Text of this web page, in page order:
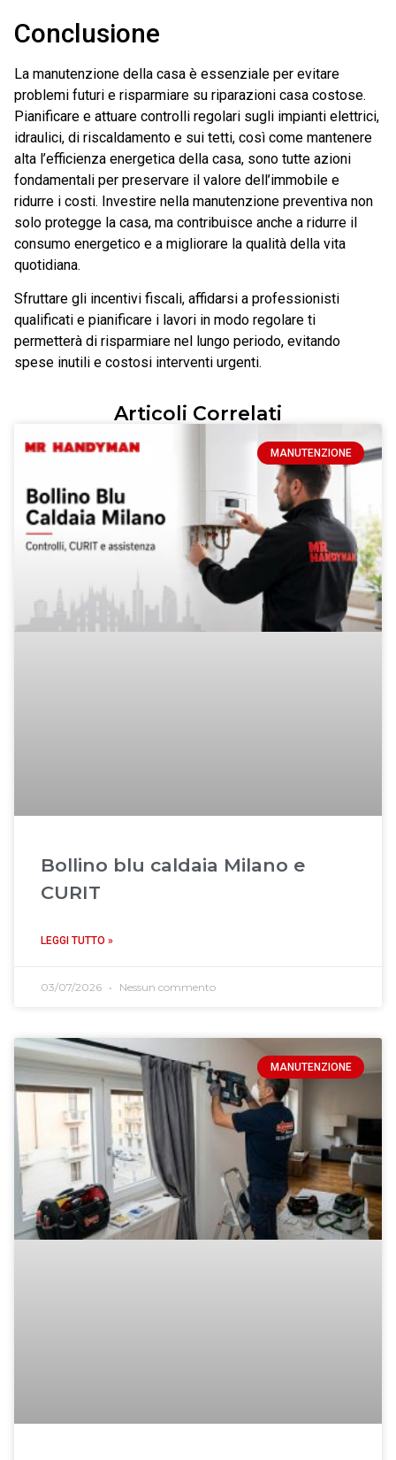
Conclusione
La manutenzione della casa è essenziale per evitare
problemi futuri e risparmiare su riparazioni casa costose.
Pianificare e attuare controlli regolari sugli impianti elettrici,
idraulici, di riscaldamento e sui tetti, così come mantenere
alta l’efficienza energetica della casa, sono tutte azioni
fondamentali per preservare il valore dell’immobile e
ridurre i costi. Investire nella manutenzione preventiva non
solo protegge la casa, ma contribuisce anche a ridurre il
consumo energetico e a migliorare la qualità della vita
quotidiana.
Sfruttare gli incentivi fiscali, affidarsi a professionisti
qualificati e pianificare i lavori in modo regolare ti
permetterà di risparmiare nel lungo periodo, evitando
spese inutili e costosi interventi urgenti.
Articoli Correlati
MANUTENZIONE
Bollino blu caldaia Milano e
CURIT
LEGGI TUTTO »
03/07/2026 Nessun commento
MANUTENZIONE